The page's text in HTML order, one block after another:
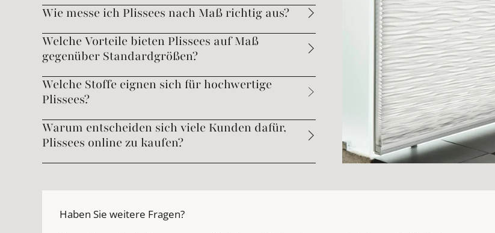
Wie messe ich Plissees nach Maß richtig aus?
Welche Vorteile bieten Plissees auf Maß
gegenüber Standardgrößen?
Welche Stoffe eignen sich für hochwertige
Plissees?
Warum entscheiden sich viele Kunden dafür,
Plissees online zu kaufen?
Haben Sie weitere Fragen?